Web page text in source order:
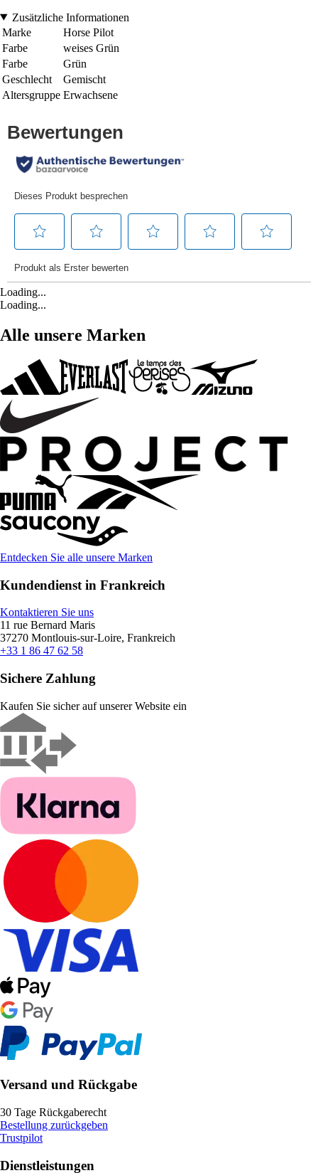
Zusätzliche Informationen
Marke
Horse Pilot
Farbe
weises Grün
Farbe
Grün
Geschlecht
Gemischt
Altersgruppe Erwachsene
Loading...
Loading...
Alle unsere Marken
Entdecken Sie alle unsere Marken
Kundendienst in Frankreich
Kontaktieren Sie uns
11 rue Bernard Maris
37270 Montlouis-sur-Loire, Frankreich
+33 1 86 47 62 58
Sichere Zahlung
Kaufen Sie sicher auf unserer Website ein
Versand und Rückgabe
30 Tage Rückgaberecht
Bestellung zurückgeben
Trustpilot
Dienstleistungen